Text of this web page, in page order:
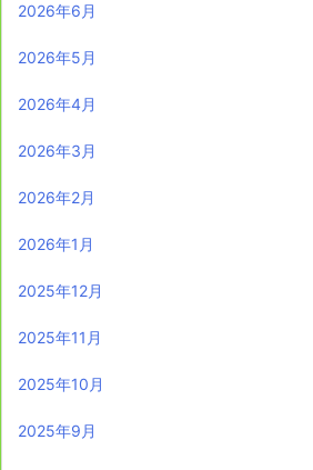
2026年6月
2026年5月
2026年4月
2026年3月
2026年2月
2026年1月
2025年12月
2025年11月
2025年10月
2025年9月